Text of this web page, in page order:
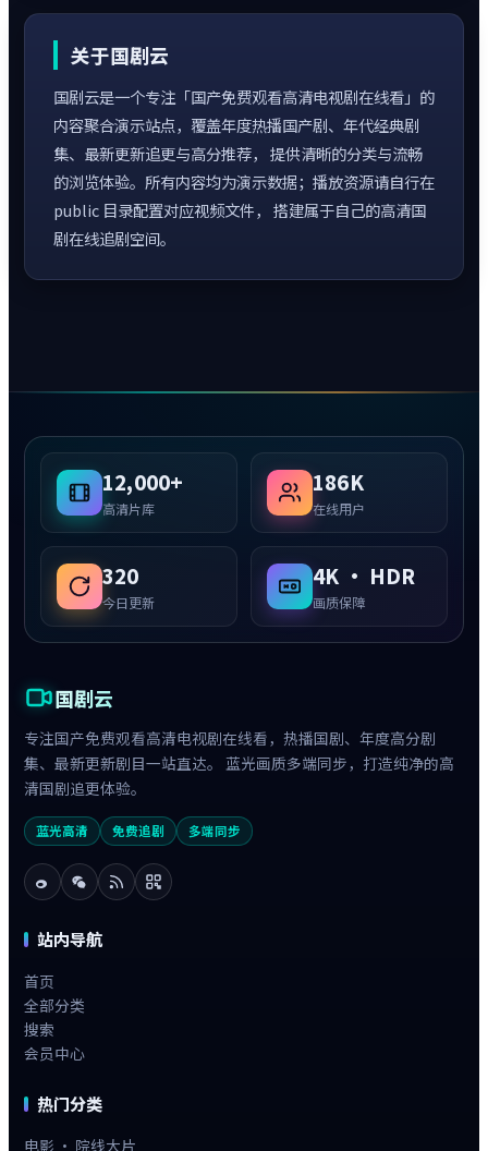
关于国剧云
国剧云是一个专注「国产免费观看高清电视剧在线看」的
内容聚合演示站点，覆盖年度热播国产剧、年代经典剧
集、最新更新追更与高分推荐， 提供清晰的分类与流畅
的浏览体验。所有内容均为演示数据；播放资源请自行在
public 目录配置对应视频文件， 搭建属于自己的高清国
剧在线追剧空间。
12,000+
高清片库
186K
在线用户
320
今日更新
4K · HDR
画质保障
国剧云
专注国产免费观看高清电视剧在线看，热播国剧、年度高分剧
集、最新更新剧目一站直达。 蓝光画质多端同步，打造纯净的高
清国剧追更体验。
蓝光高清 免费追剧 多端同步
站内导航
首页
全部分类
搜索
会员中心
热门分类
电影 · 院线大片